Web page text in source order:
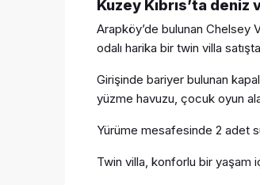
Kuzey Kıbrıs’ta
Arapköy’de bulunan Chelsey
odalı harika bir twin villa
Girişinde bariyer bulunan
yüzme havuzu, çocuk oyun
Yürüme mesafesinde 2 adet
Twin villa, konforlu bir yaşam